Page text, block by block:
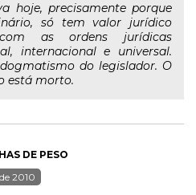
hoje, precisamente porque
só tem valor jurídico
as ordens jurídicas
internacional e universal.
do legislador. O
está morto.
DE PESO
2010